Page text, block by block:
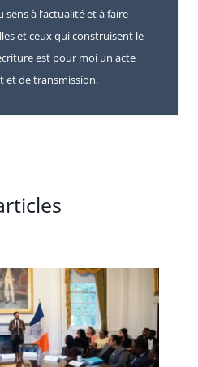
à l’actualité et à faire
et ceux qui construisent le
est pour moi un acte
et de transmission.